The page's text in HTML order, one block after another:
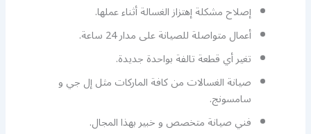
إصلاح مشكلة إهتزاز الغسالة أثناء عملها.
أعمال متواصلة للصيانة على مدار 24 ساعة.
تغير أي قطعة تالفة بواحدة جديدة.
صيانة الغسالات من كافة الماركات مثل إل جي و
سامسونج.
فني صيانة متخصص و خبير بهذا المجال.